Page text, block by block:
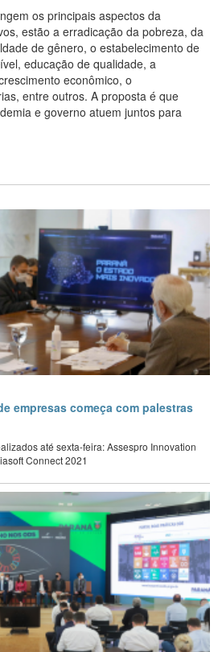
os principais aspectos da
estão a erradicação da pobreza, da
de gênero, o estabelecimento de
educação de qualidade, a
econômico, o
entre outros. A proposta é que
e governo atuem juntos para
empresas começa com palestras
até sexta-feira: Assespro Innovation
Connect 2021